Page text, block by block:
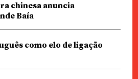
chinesa anuncia
Baía
como elo de ligação